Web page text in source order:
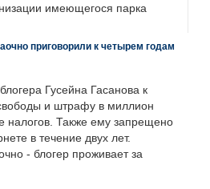
имеющегося парка
приговорили к четырем годам
Гусейна Гасанова к
и штрафу в миллион
налогов. Также ему запрещено
в течение двух лет.
- блогер проживает за